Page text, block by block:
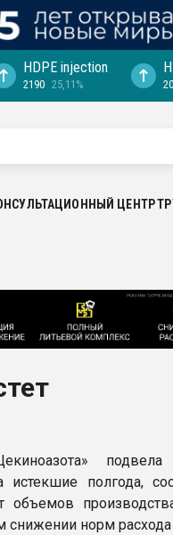
HDPE injection
2190 25,11%
ЦЕНТР
подвела
истекшие полгода,
объемов
снижении норм